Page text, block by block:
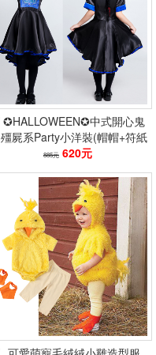
✪HALLOWEEN✪中式開心鬼
殭屍系Party小洋裝(帽帽+符紙
+洋裝)
885元 620元